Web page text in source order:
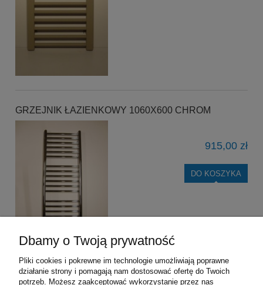
GRZEJNIK ŁAZIENKOWY 1060X600 CHROM
915,00 zł
DO KOSZYKA
« 1 2 3 4 5 ... 10 »
Dbamy o Twoją prywatność
Pliki cookies i pokrewne im technologie umożliwiają poprawne
działanie strony i pomagają nam dostosować ofertę do Twoich
potrzeb. Możesz zaakceptować wykorzystanie przez nas